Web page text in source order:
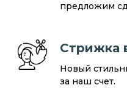
предложим
Стрижка
Новый
за наш счет.